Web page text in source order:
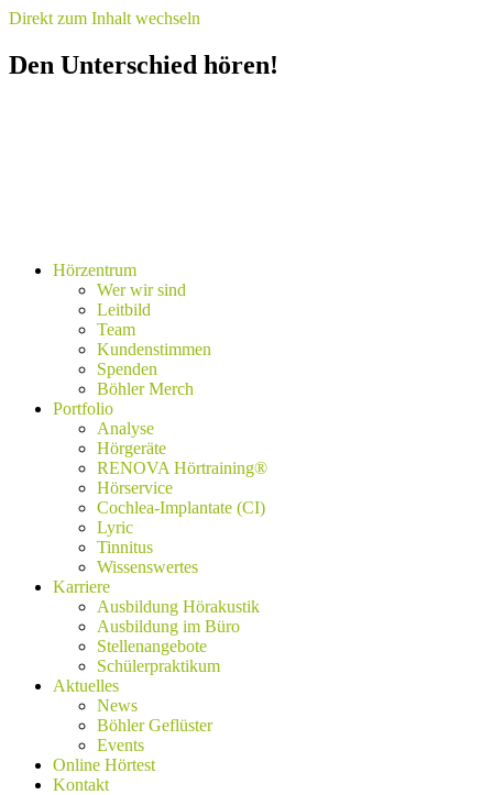
Direkt zum Inhalt wechseln
Den Unterschied hören!
Hörzentrum
Wer wir sind
Leitbild
Team
Kundenstimmen
Spenden
Böhler Merch
Portfolio
Analyse
Hörgeräte
RENOVA Hörtraining®
Hörservice
Cochlea-Implantate (CI)
Lyric
Tinnitus
Wissenswertes
Karriere
Ausbildung Hörakustik
Ausbildung im Büro
Stellenangebote
Schülerpraktikum
Aktuelles
News
Böhler Geflüster
Events
Online Hörtest
Kontakt